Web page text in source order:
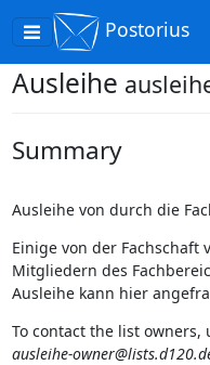
Toggle
navigation
Postorius
Ausleihe
Summary
Ausleihe von durch die
Einige von der Fachschaft
Mitgliedern des
Ausleihe kann hier
To contact the list
ausleihe-